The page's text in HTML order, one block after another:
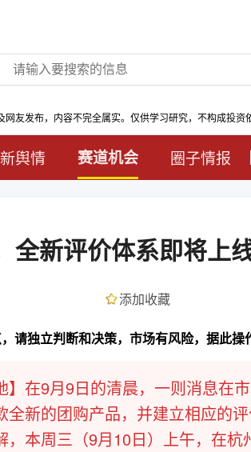
友发布，内容不完全属实。仅供学习研究，不构成投资
舆情 赛道机会 圈子情报
新评价体系即将上线
添加收藏
独立判断和决策，市场有风险，据此操
】在9月9日的清晨，一则消息在
新的团购产品，并建立相应的
本周三（9月10日）上午，在杭